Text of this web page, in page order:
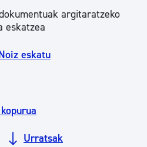
argitaratzeko
eskatzea
eskatu
Urratsak